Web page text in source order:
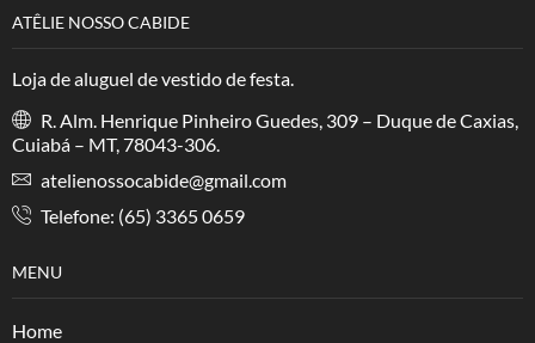
ATÊLIE NOSSO CABIDE
Loja de aluguel de vestido de festa.
R. Alm. Henrique Pinheiro Guedes, 309 – Duque de Caxias,
Cuiabá – MT, 78043-306.
atelienossocabide@gmail.com
Telefone: (65) 3365 0659
MENU
Home